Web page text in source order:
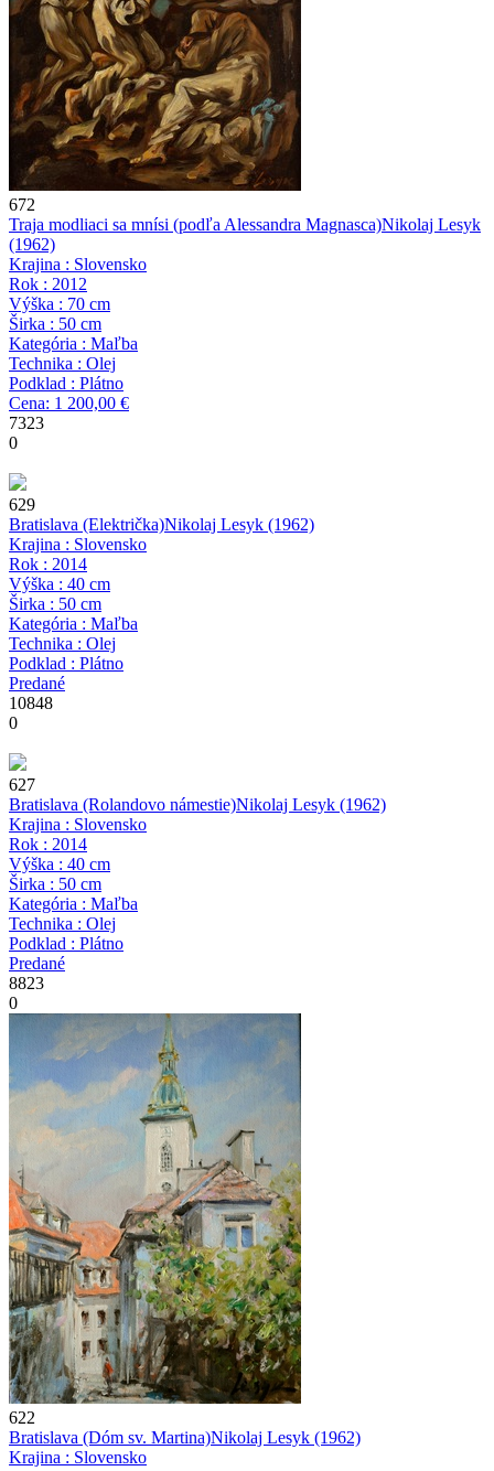
672
Traja modliaci sa mnísi (podľa Alessandra Magnasca)Nikolaj Lesyk
(1962)
Krajina : Slovensko
Rok : 2012
Výška : 70 cm
Širka : 50 cm
Kategória : Maľba
Technika : Olej
Podklad : Plátno
Cena: 1 200,00 €
7323
0
629
Bratislava (Električka)Nikolaj Lesyk (1962)
Krajina : Slovensko
Rok : 2014
Výška : 40 cm
Širka : 50 cm
Kategória : Maľba
Technika : Olej
Podklad : Plátno
Predané
10848
0
627
Bratislava (Rolandovo námestie)Nikolaj Lesyk (1962)
Krajina : Slovensko
Rok : 2014
Výška : 40 cm
Širka : 50 cm
Kategória : Maľba
Technika : Olej
Podklad : Plátno
Predané
8823
0
622
Bratislava (Dóm sv. Martina)Nikolaj Lesyk (1962)
Krajina : Slovensko